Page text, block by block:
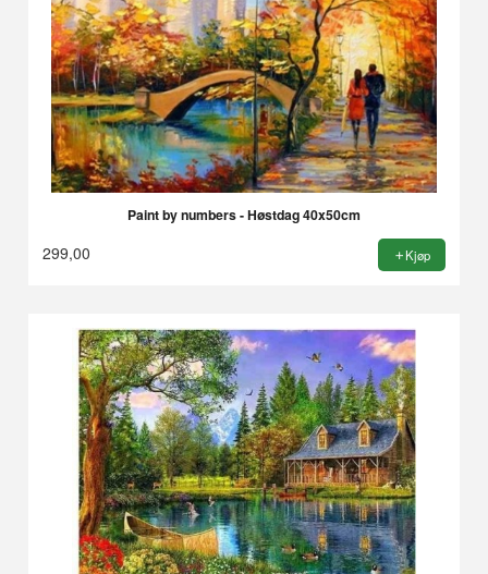
Paint by numbers - Høstdag 40x50cm
299,00 Kjøp